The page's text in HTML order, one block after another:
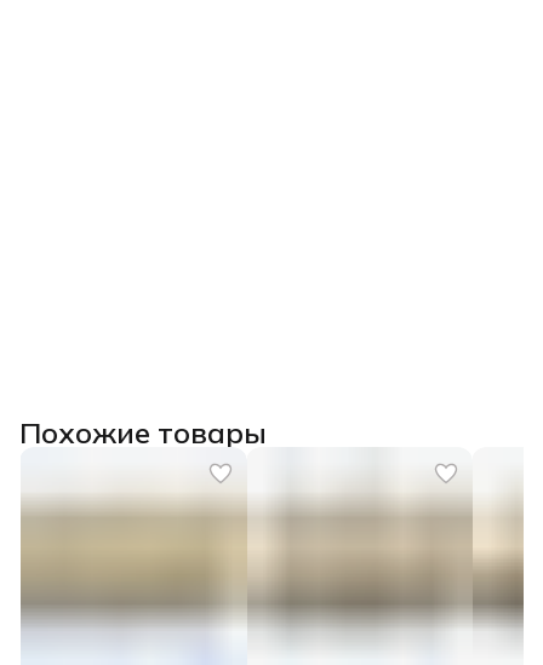
Похожие товары